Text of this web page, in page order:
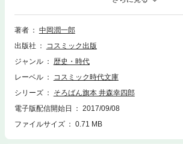
前で、奇妙な商人に声をかけられる。善治郎と名乗
に、自分たちの仕事を手伝わないか、と持ちかけ
だが頭の回転はよく、何より算術が得意であった幸
だが……。頭脳と金を武器に、若さまが復活を成し
著者
中岡潤一郎
出版社
コスミック出版
ジャンル
歴史・時代
レーベル
コスミック時代文庫
シリーズ
そろばん旗本 井森幸四郎
電子版配信開始日
2017/09/08
ファイルサイズ
0.71 MB